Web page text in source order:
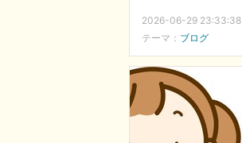
2026-06-29 23:33:38
テーマ： ブログ